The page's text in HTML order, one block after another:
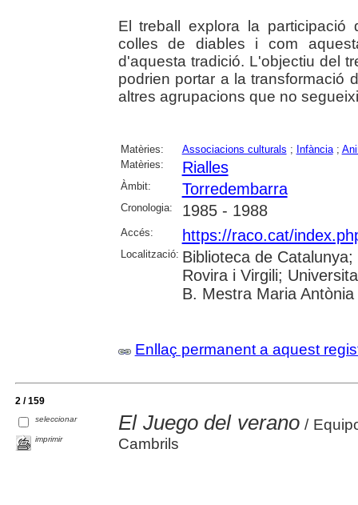
El treball explora la
colles de diables i com
d'aquesta tradició. L'objectiu del
podrien portar a la transformació
altres agrupacions que no
Matèries: Associacions culturals ; Infància;
Matèries:
Rialles
Àmbit: Torredembarra
Cronologia: 1985 - 1988
Accés: https://raco.cat/
Localització: Biblioteca de
Rovira i Virgili;
B. Mestra Maria
Enllaç permanent a aquest
2 / 159
seleccionar
imprimir
El Juego del verano /
Cambrils